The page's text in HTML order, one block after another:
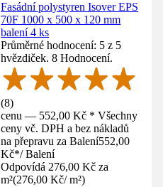
Fasádní polystyren Isover EPS
70F 1000 x 500 x 120 mm
balení 4 ks
Průměrné hodnocení: 5 z 5
hvězdiček. 8 Hodnocení.
(8)
cenu — 552,00 Kč * Všechny
ceny vč. DPH a bez nákladů
na přepravu za Balení552,00
Kč*/ Balení
Odpovídá 276,00 Kč za
m²(276,00 Kč/ m²)